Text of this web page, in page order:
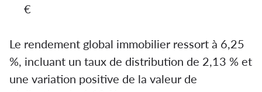
€
Le rendement global immobilier ressort à 6,25
%, incluant un taux de distribution de 2,13 % et
une variation positive de la valeur de